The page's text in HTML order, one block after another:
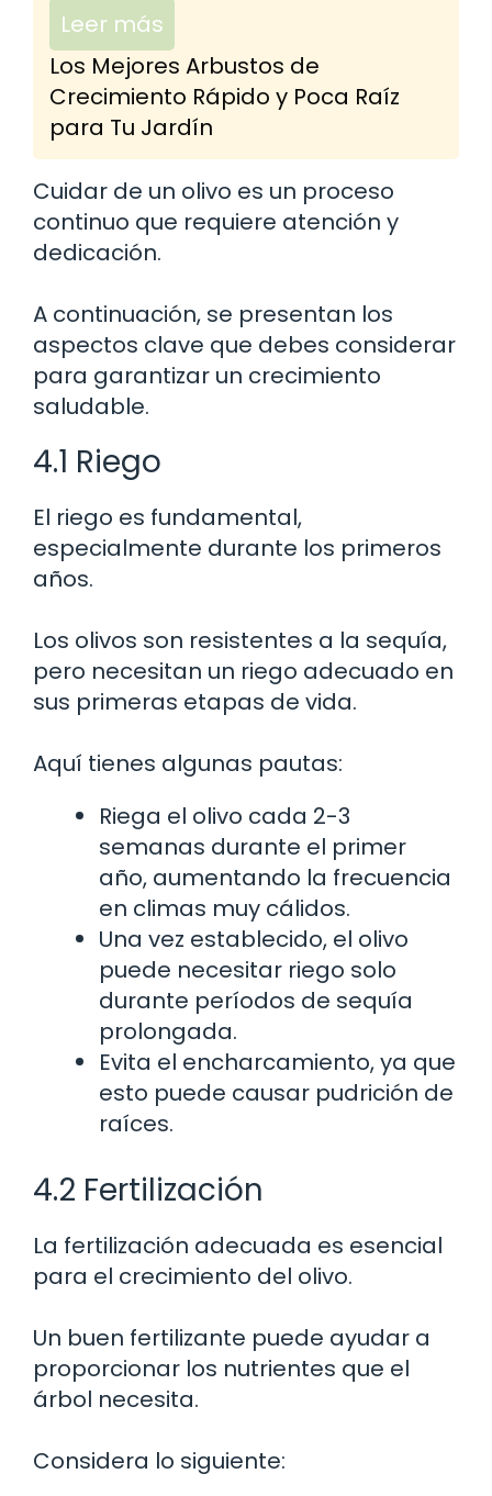
Leer más
Los Mejores Arbustos de
Crecimiento Rápido y Poca Raíz
para Tu Jardín
Cuidar de un olivo es un proceso
continuo que requiere atención y
dedicación.
A continuación, se presentan los
aspectos clave que debes considerar
para garantizar un crecimiento
saludable.
4.1 Riego
El riego es fundamental,
especialmente durante los primeros
años.
Los olivos son resistentes a la sequía,
pero necesitan un riego adecuado en
sus primeras etapas de vida.
Aquí tienes algunas pautas:
Riega el olivo cada 2-3
semanas durante el primer
año, aumentando la frecuencia
en climas muy cálidos.
Una vez establecido, el olivo
puede necesitar riego solo
durante períodos de sequía
prolongada.
Evita el encharcamiento, ya que
esto puede causar pudrición de
raíces.
4.2 Fertilización
La fertilización adecuada es esencial
para el crecimiento del olivo.
Un buen fertilizante puede ayudar a
proporcionar los nutrientes que el
árbol necesita.
Considera lo siguiente: